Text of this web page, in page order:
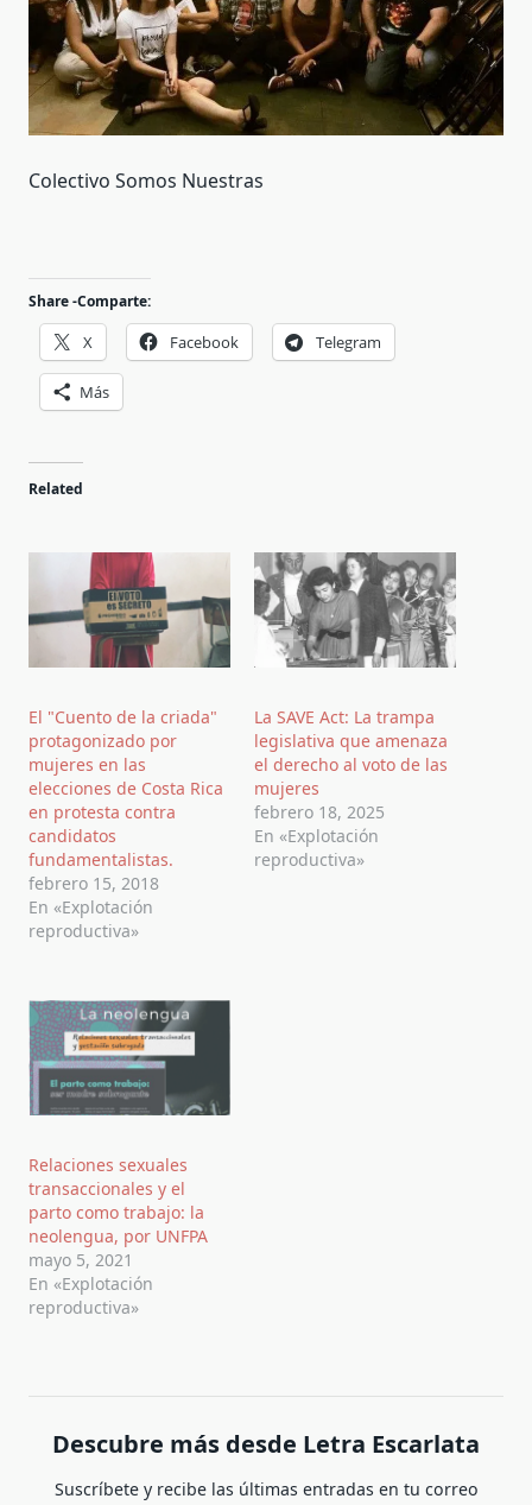
Colectivo Somos Nuestras
Share -Comparte:
X Facebook Telegram
Más
Related
El "Cuento de la criada"
protagonizado por
mujeres en las
elecciones de Costa Rica
en protesta contra
candidatos
fundamentalistas.
febrero 15, 2018
En «Explotación
reproductiva»
La SAVE Act: La trampa
legislativa que amenaza
el derecho al voto de las
mujeres
febrero 18, 2025
En «Explotación
reproductiva»
Relaciones sexuales
transaccionales y el
parto como trabajo: la
neolengua, por UNFPA
mayo 5, 2021
En «Explotación
reproductiva»
Descubre más desde Letra Escarlata
Suscríbete y recibe las últimas entradas en tu correo